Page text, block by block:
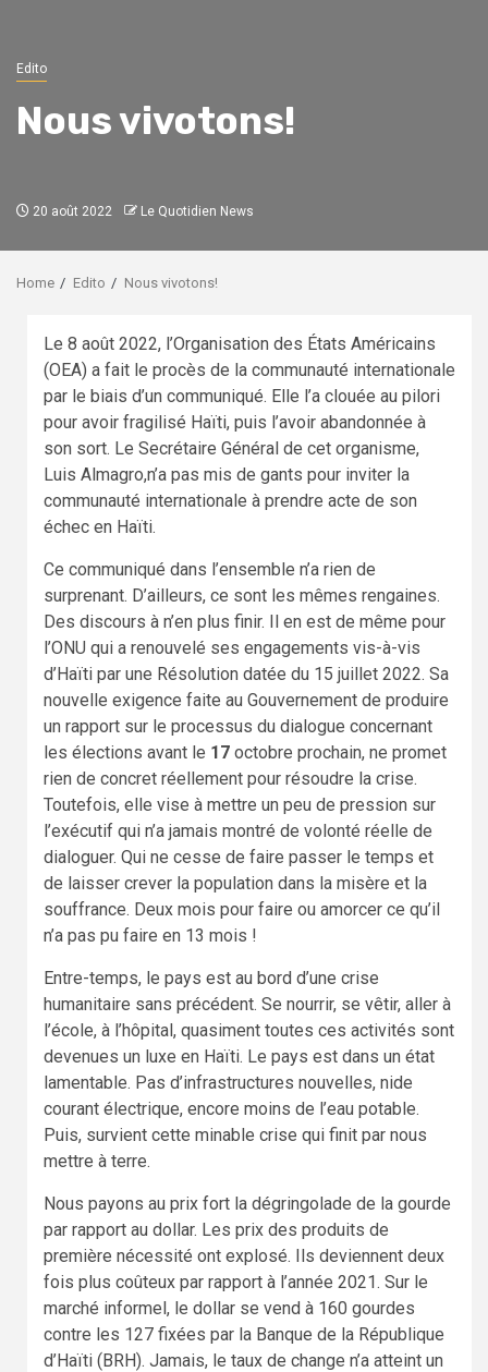
Edito
Nous vivotons!
20 août 2022 Le Quotidien News
Home Edito Nous vivotons!
Le 8 août 2022, l’Organisation des États Américains
(OEA) a fait le procès de la communauté internationale
par le biais d’un communiqué. Elle l’a clouée au pilori
pour avoir fragilisé Haïti, puis l’avoir abandonnée à
son sort. Le Secrétaire Général de cet organisme,
Luis Almagro,n’a pas mis de gants pour inviter la
communauté internationale à prendre acte de son
échec en Haïti.
Ce communiqué dans l’ensemble n’a rien de
surprenant. D’ailleurs, ce sont les mêmes rengaines.
Des discours à n’en plus finir. Il en est de même pour
l’ONU qui a renouvelé ses engagements vis-à-vis
d’Haïti par une Résolution datée du 15 juillet 2022. Sa
nouvelle exigence faite au Gouvernement de produire
un rapport sur le processus du dialogue concernant
les élections avant le 17 octobre prochain, ne promet
rien de concret réellement pour résoudre la crise.
Toutefois, elle vise à mettre un peu de pression sur
l’exécutif qui n’a jamais montré de volonté réelle de
dialoguer. Qui ne cesse de faire passer le temps et
de laisser crever la population dans la misère et la
souffrance. Deux mois pour faire ou amorcer ce qu’il
n’a pas pu faire en 13 mois !
Entre-temps, le pays est au bord d’une crise
humanitaire sans précédent. Se nourrir, se vêtir, aller à
l’école, à l’hôpital, quasiment toutes ces activités sont
devenues un luxe en Haïti. Le pays est dans un état
lamentable. Pas d’infrastructures nouvelles, nide
courant électrique, encore moins de l’eau potable.
Puis, survient cette minable crise qui finit par nous
mettre à terre.
Nous payons au prix fort la dégringolade de la gourde
par rapport au dollar. Les prix des produits de
première nécessité ont explosé. Ils deviennent deux
fois plus coûteux par rapport à l’année 2021. Sur le
marché informel, le dollar se vend à 160 gourdes
contre les 127 fixées par la Banque de la République
d’Haïti (BRH). Jamais, le taux de change n’a atteint un